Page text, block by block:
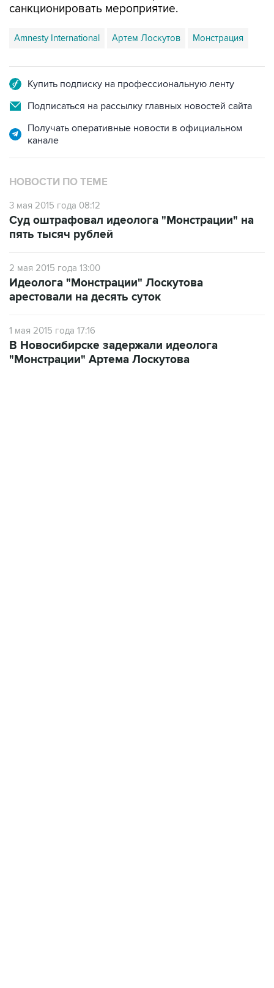
санкционировать мероприятие.
Amnesty International Артем Лоскутов Монстрация
Купить подписку на профессиональную ленту
Подписаться на рассылку главных новостей сайта
Получать оперативные новости в официальном
канале
НОВОСТИ ПО ТЕМЕ
3 мая 2015 года 08:12
Суд оштрафовал идеолога "Монстрации" на
пять тысяч рублей
2 мая 2015 года 13:00
Идеолога "Монстрации" Лоскутова
арестовали на десять суток
1 мая 2015 года 17:16
В Новосибирске задержали идеолога
"Монстрации" Артема Лоскутова